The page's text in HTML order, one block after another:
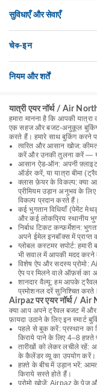
सुविधाएँ और सेवाएँ
चेক-इन
नियम और शर्तें
यात्री एयर नॉर्थ / Air
हमारा मानना है कि आपकी यात्रा
एक सहज और बजट-अनुकूल बुकिंग
करते हैं। हमारे साथ बुकिंग करने
त्वरित और आसान खोज:
करें और उनकी तुलना करें —
आसान ऐड-ऑन: अपनी
ऑर्डर करें, या यात्रा बीमा
क्लास फ़ेयर के विकल्प: क्या
प्रीमियम उड़ान अनुभव के
विकल्प प्रदान करते हैं।
कई भुगतान विधियाँ (पेमेंट
और कई लोकप्रिय स्थानीय
निर्बाध टिकट कन्फ़र्मेशन:
अपने ईमेल इनबॉक्स में प्राप्त
ग्लोबल कस्टमर सपोर्ट:
भी सवाल में आपकी मदद करने
विशेष ऐप और सदस्य प्रोमो:
ऐप पर मिलने वाले ऑफ़र्स का
शानदार वैल्यू: हम आपके
प्रमोशनल दरें सुनिश्चित करते
Airpaz पर एयर नॉर्थ / Air
क्या आप अपने ट्रैवल बजट में और
फ़ायदा उठाने के लिए इन स्मार्ट
पहले से बुक करें: प्रस्थान का
किराये पाने के लिए 4–8
तारीखों को लेकर लचीले रहें:
के कैलेंडर व्यू का उपयोग करें।
हफ़्ते के बीच में उड़ान भरें:
किराये सस्ते होते हैं।
प्रोमो खोजें: Airpaz के पेज